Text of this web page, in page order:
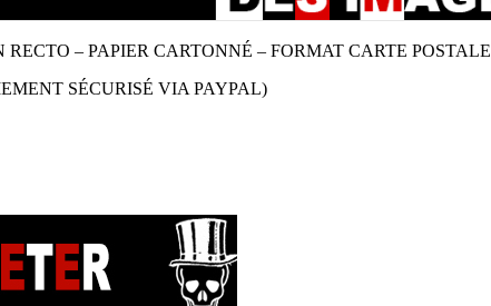
– PAPIER CARTONNÉ – FORMAT CARTE POSTALE
SÉCURISÉ VIA PAYPAL)